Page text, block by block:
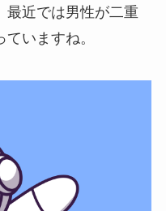
最近では男性が二重
いますね。